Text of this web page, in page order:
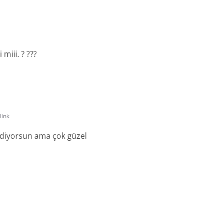
? ???
ama çok güzel